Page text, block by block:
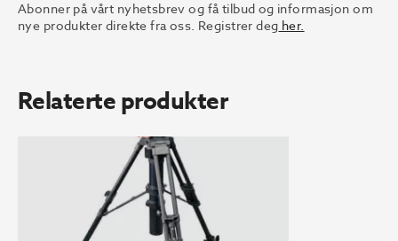
Abonner på vårt nyhetsbrev og få tilbud og informasjon om
nye produkter direkte fra oss. Registrer deg her.
Relaterte produkter